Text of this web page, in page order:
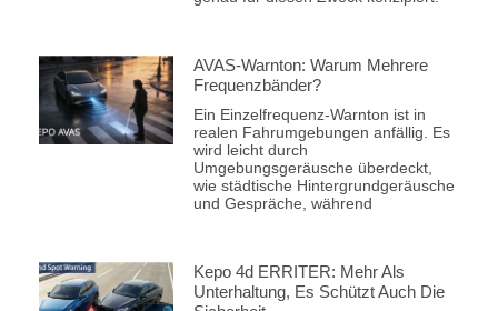
AVAS-Warnton: Warum Mehrere
Frequenzbänder?
Ein Einzelfrequenz-Warnton ist in
realen Fahrumgebungen anfällig. Es
wird leicht durch
Umgebungsgeräusche überdeckt,
wie städtische Hintergrundgeräusche
und Gespräche, während
Kepo 4d ERRITER: Mehr Als
Unterhaltung, Es Schützt Auch Die